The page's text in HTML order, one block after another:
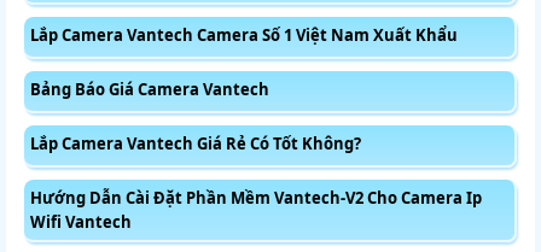
Lắp Camera Vantech Camera Số 1 Việt Nam Xuất Khẩu
Bảng Báo Giá Camera Vantech
Lắp Camera Vantech Giá Rẻ Có Tốt Không?
Hướng Dẫn Cài Đặt Phần Mềm Vantech-V2 Cho Camera Ip
Wifi Vantech